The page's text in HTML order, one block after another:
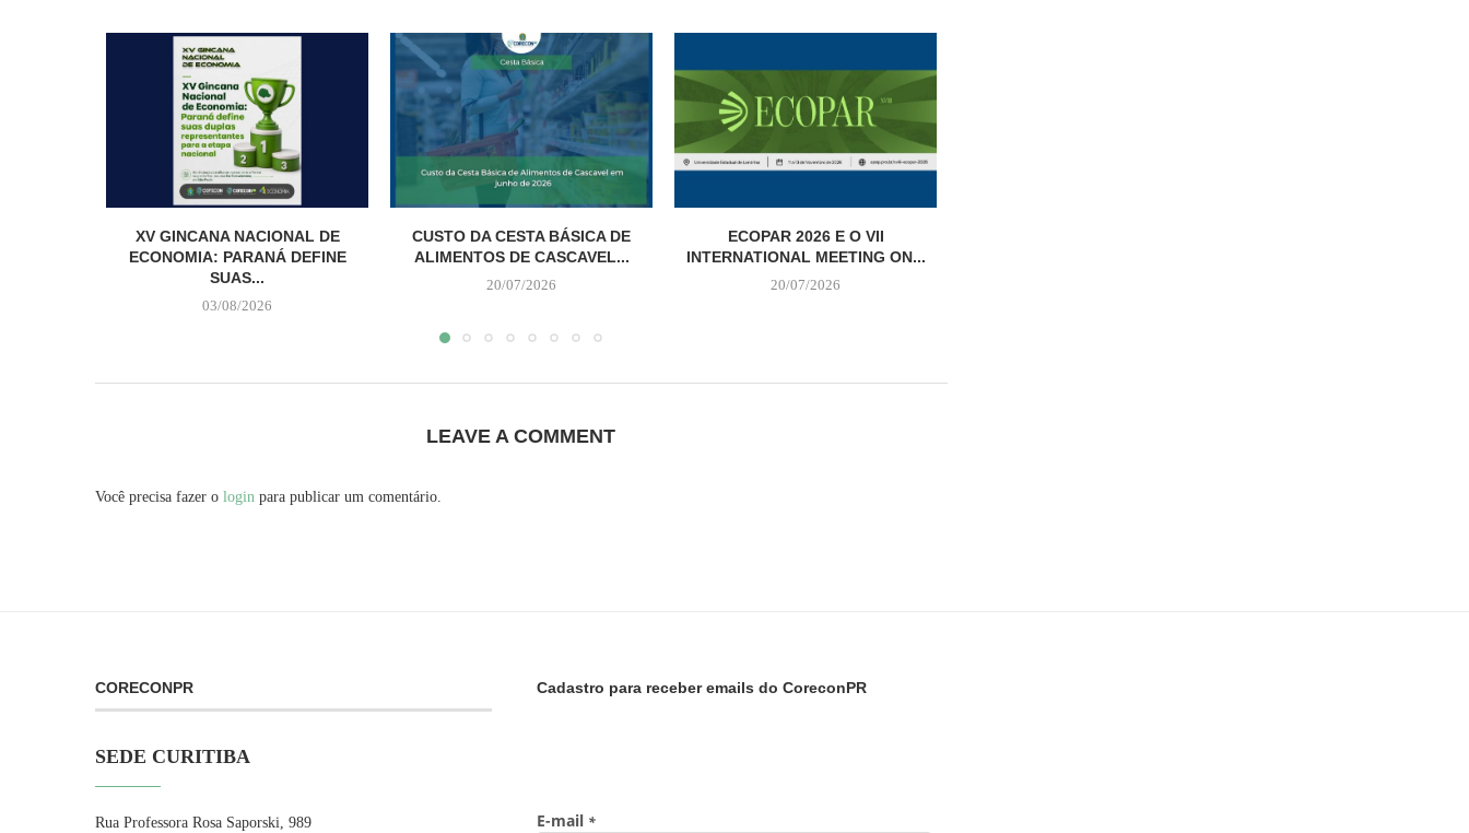
XV GINCANA NACIONAL DE
ECONOMIA: PARANÁ DEFINE
SUAS...
03/08/2026
CUSTO DA CESTA BÁSICA DE
ALIMENTOS DE CASCAVEL...
20/07/2026
ECOPAR 2026 E O VII
INTERNATIONAL MEETING ON...
20/07/2026
LEAVE A COMMENT
Você precisa fazer o login para publicar um comentário.
CORECONPR
SEDE CURITIBA
Rua Professora Rosa Saporski, 989
Cadastro para receber emails do CoreconPR